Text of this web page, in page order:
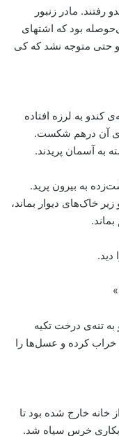
مادر زنبور
بود که اشتهای
حتی متوجه نشد که کی
به لرزه افتاده
آن درهم شکست.
به آسمان پریدند.
به بیرون پرید.
زیر خاک‌های دیوار بماند،
دید.
تنه‌ی درخت تکیه
خراب کرده و عسل‌ها را
خانه خارج شده بود تا
خرس سیاه شد.